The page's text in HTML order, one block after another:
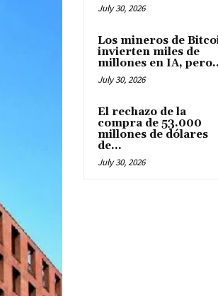
July 30, 2026
Los mineros de
invierten miles de
millones en IA,
July 30, 2026
El rechazo de la
compra de 53.000
millones de dólares
de...
July 30, 2026